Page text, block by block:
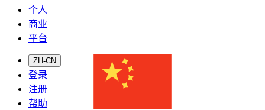
个人
商业
平台
ZH-CN
登录
注册
帮助